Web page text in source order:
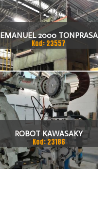
EMANUEL 2000 TONPRASA
HYDRAULICZNA 3200 X
2000
Kod: 23557
ROBOT KAWASAKY
Kod: 23186